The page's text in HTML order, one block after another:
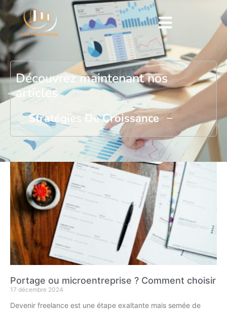
Découvrez maintenant nos
articles
Stratégies De Croissance
Portage ou microentreprise ? Comment choisir
17 décembre 2024
Devenir freelance est une étape exaltante mais semée de